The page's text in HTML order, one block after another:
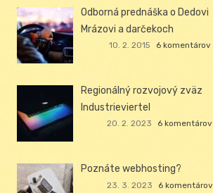
Odborná prednáška o Dedovi
Mrázovi a darčekoch
10. 2. 2015 6 komentárov
Regionálný rozvojový zväz
Industrieviertel
20. 2. 2023 6 komentárov
Poznáte webhosting?
23. 3. 2023 6 komentárov